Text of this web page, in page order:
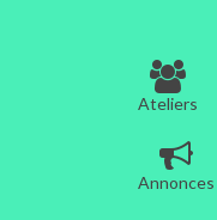
Ateliers
Annonces